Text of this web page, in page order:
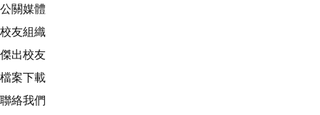
公關媒體
校友組織
傑出校友
檔案下載
聯絡我們